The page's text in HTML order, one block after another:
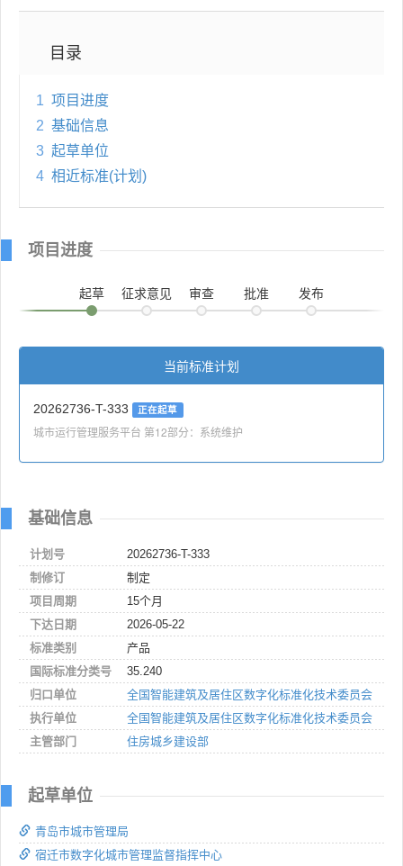
目录
1 项目进度
2 基础信息
3 起草单位
4 相近标准(计划)
项目进度
起草 征求意见 审查 批准 发布
当前标准计划
20262736-T-333 正在起草
城市运行管理服务平台 第12部分：系统维护
基础信息
计划号
20262736-T-333
制修订
制定
项目周期
15个月
下达日期
2026-05-22
标准类别
产品
国际标准分类号
35.240
归口单位
全国智能建筑及居住区数字化标准化技术委员会
执行单位
全国智能建筑及居住区数字化标准化技术委员会
主管部门
住房城乡建设部
起草单位
青岛市城市管理局
宿迁市数字化城市管理监督指挥中心